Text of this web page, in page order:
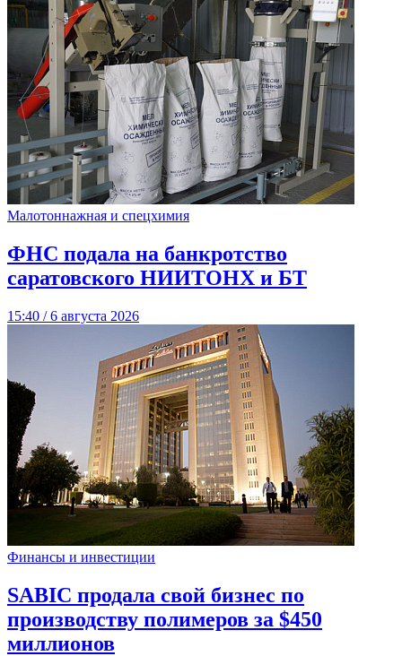
Малотоннажная и спецхимия
ФНС подала на банкротство
саратовского НИИТОНХ и БТ
15:40 / 6 августа 2026
Финансы и инвестиции
SABIC продала свой бизнес по
производству полимеров за $450
миллионов